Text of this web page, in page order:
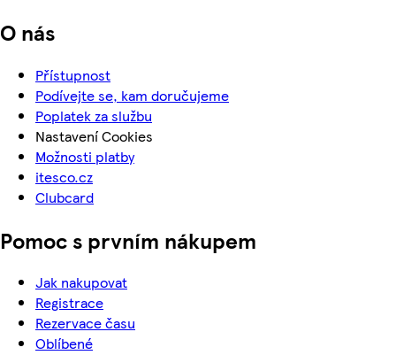
O nás
Přístupnost
Podívejte se, kam doručujeme
Poplatek za službu
Nastavení Cookies
Možnosti platby
itesco.cz
Clubcard
Pomoc s prvním nákupem
Jak nakupovat
Registrace
Rezervace času
Oblíbené